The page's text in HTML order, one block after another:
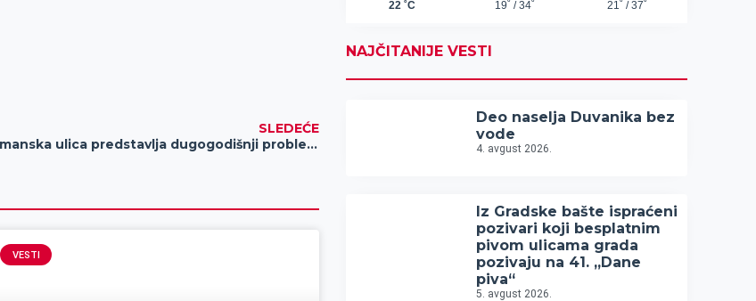
SLEDEĆE
Igmanska ulica predstavlja dugogodišnji problem za njene stanovnike
VESTI
NAJČITANIJE VESTI
Deo naselja Duvanika bez
vode
4. avgust 2026.
Iz Gradske bašte ispraćeni
pozivari koji besplatnim
pivom ulicama grada
pozivaju na 41. „Dane
piva“
5. avgust 2026.